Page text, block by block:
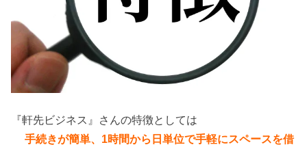
『軒先ビジネス』さんの特徴としては
手続きが簡単、 1時間から日単位で手軽にスペースを借